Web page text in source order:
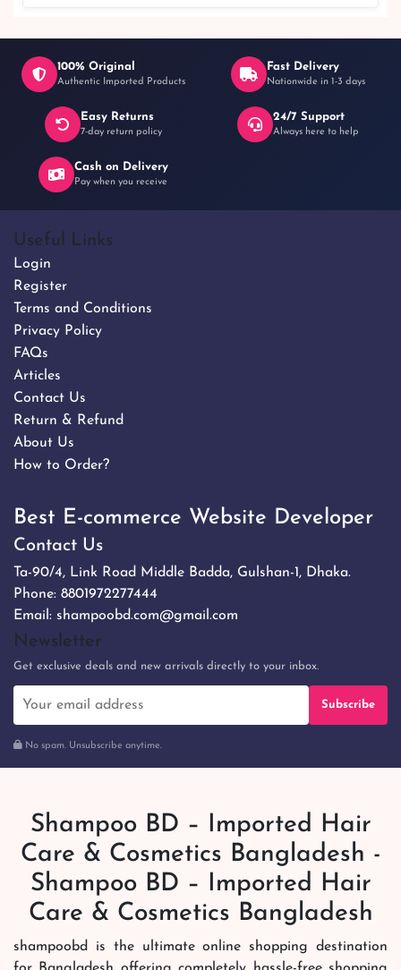
100% Original
Authentic Imported Products
Fast Delivery
Nationwide in 1-3 days
Easy Returns
7-day return policy
24/7 Support
Always here to help
Cash on Delivery
Pay when you receive
Useful Links
Login
Register
Terms and Conditions
Privacy Policy
FAQs
Articles
Contact Us
Return & Refund
About Us
How to Order?
Best E-commerce Website Developer
Contact Us
Ta-90/4, Link Road Middle Badda, Gulshan-1, Dhaka.
Phone: 8801972277444
Email: shampoobd.com@gmail.com
Newsletter
Get exclusive deals and new arrivals directly to your inbox.
Subscribe
No spam. Unsubscribe anytime.
Shampoo BD – Imported Hair
Care & Cosmetics Bangladesh -
Shampoo BD – Imported Hair
Care & Cosmetics Bangladesh
shampoobd is the ultimate online shopping destination